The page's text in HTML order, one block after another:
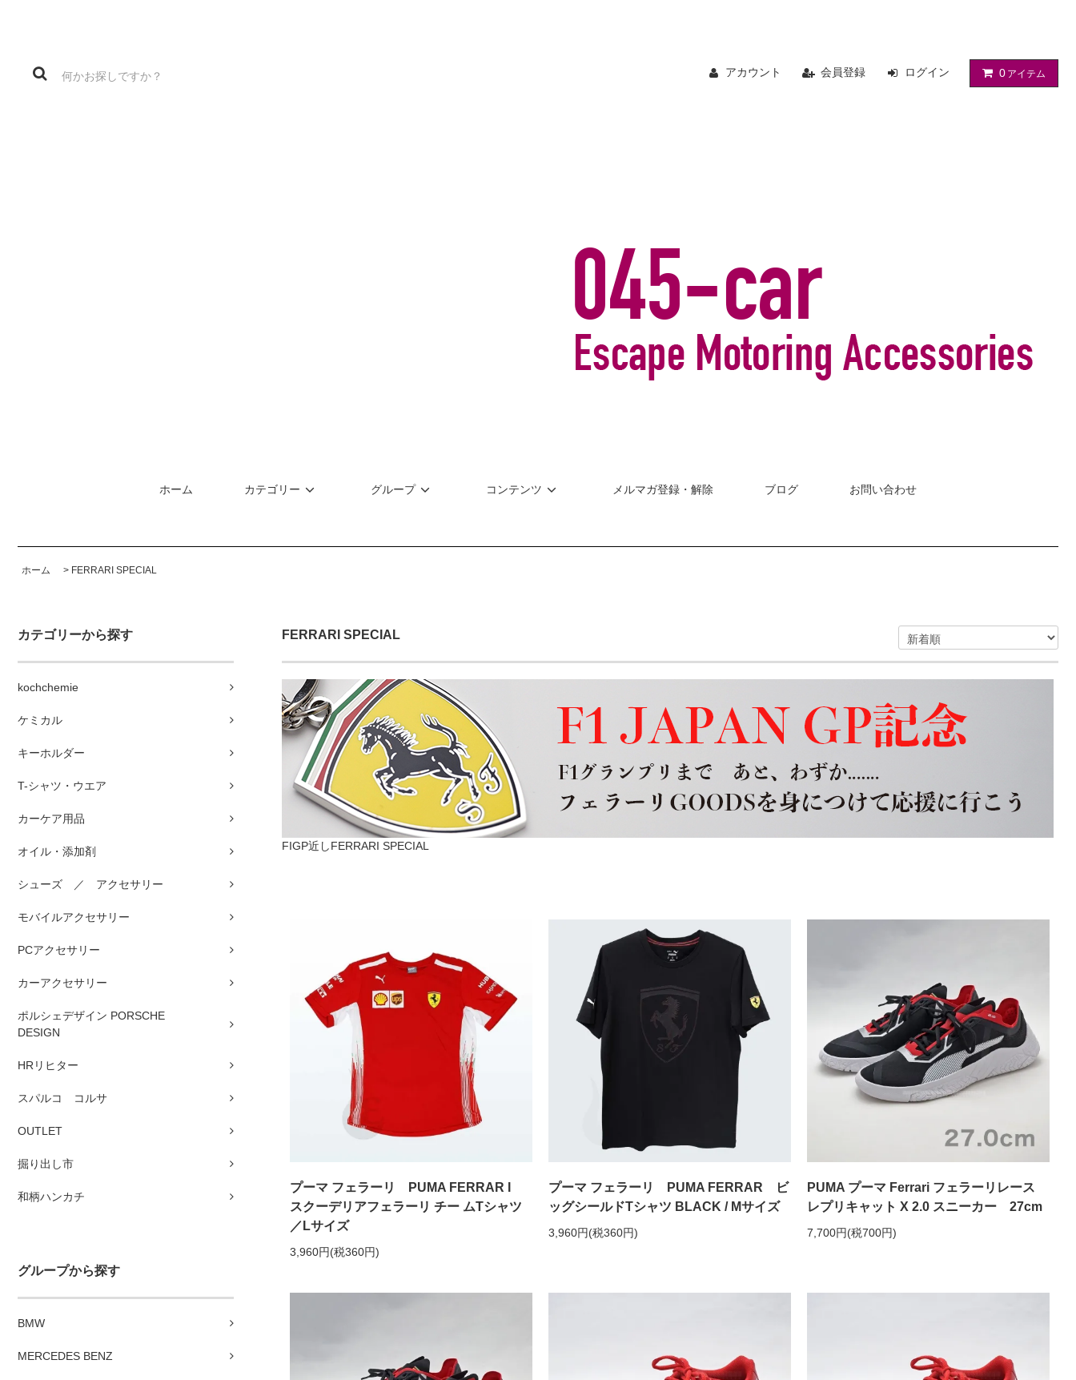
アカウント 会員登録 ログイン 0 アイテム
ホーム カテゴリー グループ コンテンツ メルマガ登録・解除 ブログ お問い合わせ
ホーム > FERRARI SPECIAL
カテゴリーから探す
kochchemie
ケミカル
キーホルダー
T-シャツ・ウエア
カーケア用品
オイル・添加剤
シューズ ／ アクセサリー
モバイルアクセサリー
PCアクセサリー
カーアクセサリー
ポルシェデザイン PORSCHE
DESIGN
HRリヒター
スパルコ コルサ
OUTLET
掘り出し市
和柄ハンカチ
グループから探す
BMW
MERCEDES BENZ
FERRARI SPECIAL
FIGP近しFERRARI SPECIAL
プーマ フェラーリ PUMA FERRAR I
スクーデリアフェラーリ チー ムTシャツ
／Lサイズ
3,960円(税360円)
プーマ フェラーリ PUMA FERRAR ビ
ッグシールドTシャツ BLACK / Mサイズ
3,960円(税360円)
PUMA プーマ Ferrari フェラーリレース
レプリキャット X 2.0 スニーカー 27cm
7,700円(税700円)